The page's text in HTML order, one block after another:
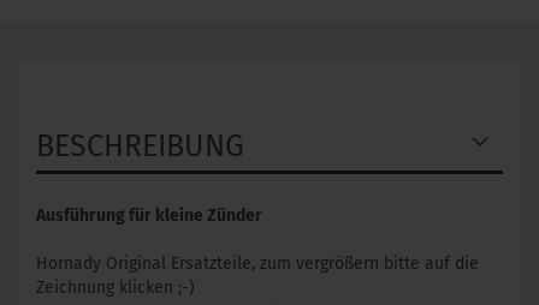
BESCHREIBUNG
Ausführung für kleine Zünder
Hornady Original Ersatzteile, zum vergrößern bitte auf die
Zeichnung klicken ;-)